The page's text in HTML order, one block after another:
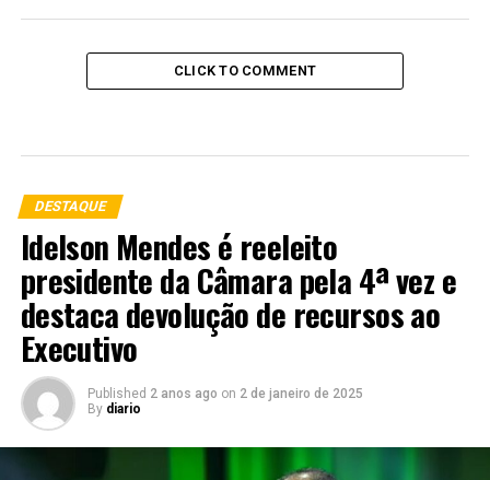
CLICK TO COMMENT
DESTAQUE
Idelson Mendes é reeleito
presidente da Câmara pela 4ª vez e
destaca devolução de recursos ao
Executivo
Published 2 anos ago on 2 de janeiro de 2025
By diario